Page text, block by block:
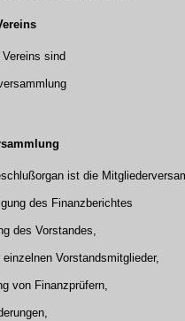
sind
ist die
des Finanzberichtes
des Vorstandes,
Vorstandsmitglieder,
von Finanzprüfern,